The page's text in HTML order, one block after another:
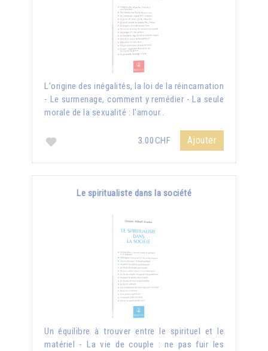
L'origine des inégalités, la loi de la réincarnation
- Le surmenage, comment y remédier - La seule
morale de la sexualité : l'amour..
3.00CHF Ajouter
Le spiritualiste dans la société
Un équilibre à trouver entre le spirituel et le
matériel - La vie de couple : ne pas fuir les